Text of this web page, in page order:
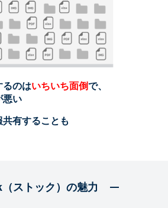
るのはいちいち面倒で、
悪い
有することも
ストック）の魅力